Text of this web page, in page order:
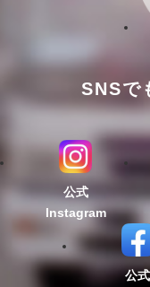
SNSで
公式
Instagram
公式